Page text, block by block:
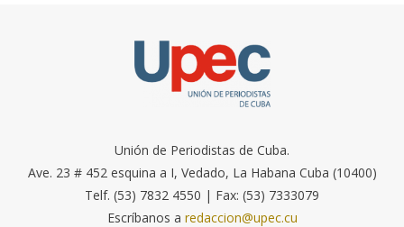
Unión de Periodistas de Cuba.
Ave. 23 # 452 esquina a I, Vedado, La Habana Cuba (10400)
Telf. (53) 7832 4550 | Fax: (53) 7333079
Escríbanos a redaccion@upec.cu